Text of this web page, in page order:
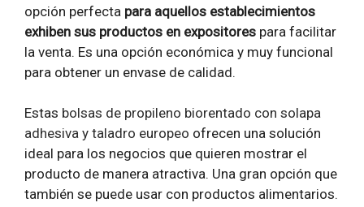
opción perfecta para aquellos establecimientos
exhiben sus productos en expositores para facilitar
la venta. Es una opción económica y muy funcional
para obtener un envase de calidad.
Estas bolsas de propileno biorentado con solapa
adhesiva y taladro europeo ofrecen una solución
ideal para los negocios que quieren mostrar el
producto de manera atractiva. Una gran opción que
también se puede usar con productos alimentarios.